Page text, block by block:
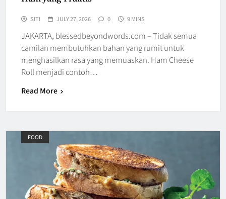
SITI JULY 27, 2026 0 9 MINS
JAKARTA, blessedbeyondwords.com – Tidak semua
camilan membutuhkan bahan yang rumit untuk
menghasilkan rasa yang memuaskan. Ham Cheese
Roll menjadi contoh…
Read More
FOOD